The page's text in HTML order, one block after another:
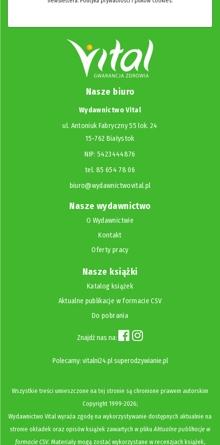
Nasze biuro
Wydawnictwo Vital
ul. Antoniuk Fabryczny 55 lok. 24
15-762 Białystok
NIP: 5423444876
tel. 85 654 78 06
biuro@wydawnictwovital.pl
Nasze wydawnictwo
O Wydawnictwie
Kontakt
Oferty pracy
Nasze książki
Katalog książek
Aktualne publikacje w formacie CSV
Do pobrania
Znajdź nas na:
Polecamy: vitalni24.pl superodzywianie.pl
Wszystkie treści umieszczone na tej stronie są chronione prawem autorskim
Copyright1999-2026;
Wydawnictwo Vital wyraża zgodę na wykorzystywanie dostępnych aktualnie na
stronie okładek oraz opisów książek zawartych w pliku Aktualne publikacje w
formacie CSV. Materiały mogą zostać wykorzystane w recenzjach książek,